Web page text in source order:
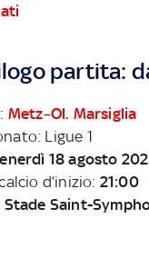
partita:
Metz–Ol. Marsiglia
Ligue 1
18 agosto
d’inizio: 21:00
Stade Saint-